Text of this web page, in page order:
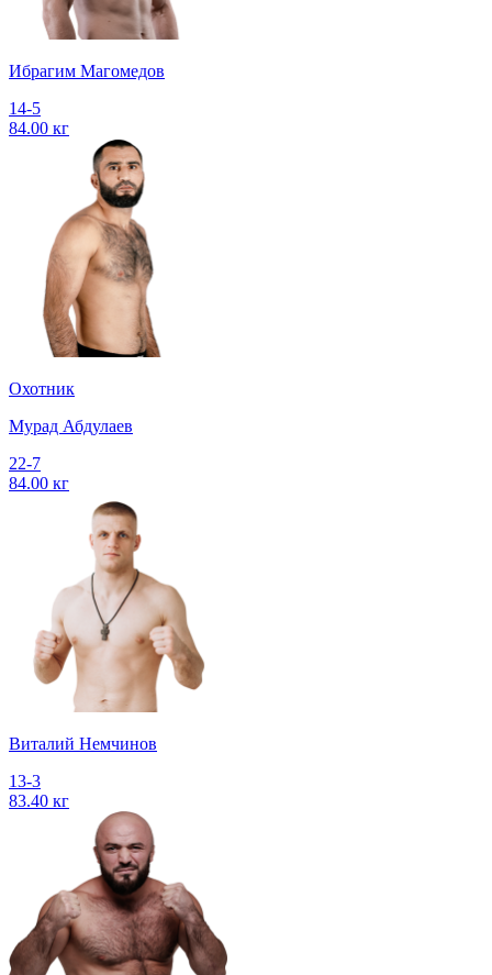
Ибрагим Магомедов
14-5
84.00 кг
Охотник
Мурад Абдулаев
22-7
84.00 кг
Виталий Немчинов
13-3
83.40 кг